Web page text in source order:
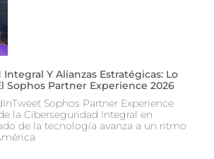
Y Alianzas Estratégicas: Lo
Sophos Partner Experience 2026
Sophos Partner Experience
la Ciberseguridad Integral en
de la tecnología avanza a un ritmo